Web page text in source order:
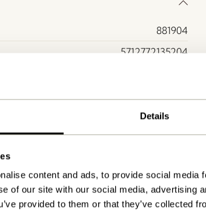
Details
content and ads, to provide social media
of our site with our social media, advertising
provided to them or that they’ve collected
881904
5712772135204
Natur
140x70xh78cm
74
Ja